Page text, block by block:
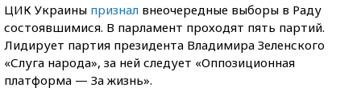
ЦИК Украины признал внеочередные выборы в Раду
состоявшимися. В парламент проходят пять партий.
Лидирует партия президента Владимира Зеленского
«Слуга народа», за ней следует «Оппозиционная
платформа — За жизнь».